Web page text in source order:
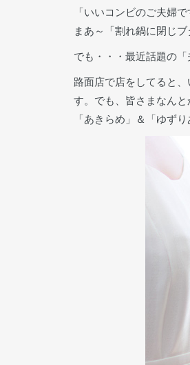
「いいコンビのご夫婦
まあ～「割れ鍋に閉じ
でも・・・最近話題の
路面店で店をしてると
す。でも、皆さまなん
「あきらめ」＆「ゆず